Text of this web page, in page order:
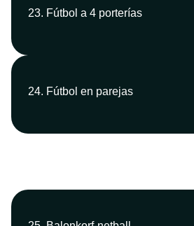
23. Fútbol a 4 porterías
24. Fútbol en parejas